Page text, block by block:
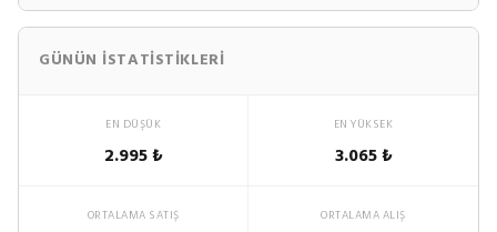
GÜNÜN İSTATISTIKLERI
EN DÜŞÜK
2.995 ₺
EN YÜKSEK
3.065 ₺
ORTALAMA SATIŞ ORTALAMA ALIŞ